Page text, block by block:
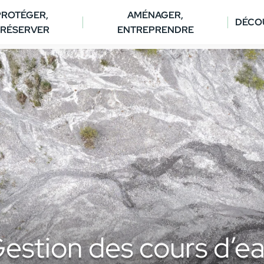
AMÉNAGER,
ENTREPRENDRE
des cours